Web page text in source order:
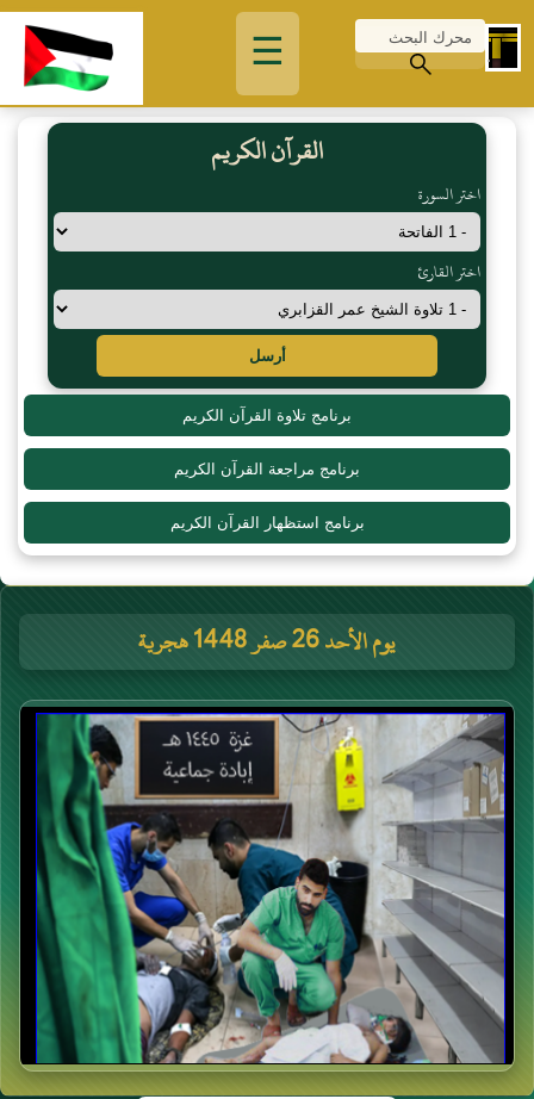
☰
القرآن الكريم
اختر السورة
اختر القارئ
أرسل
برنامج تلاوة القرآن الكريم
برنامج مراجعة القرآن الكريم
برنامج استظهار القرآن الكريم
يوم الأحد 26 صفر 1448 هجرية